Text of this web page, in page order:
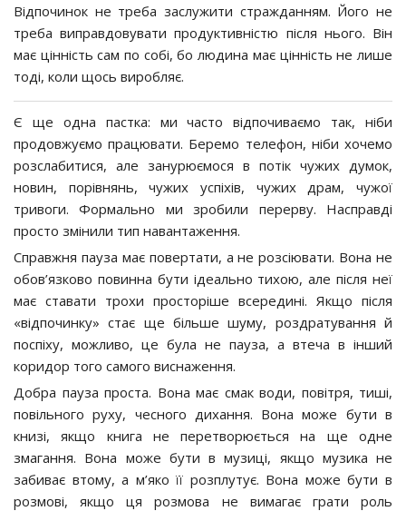
Відпочинок не треба заслужити стражданням. Його не
треба виправдовувати продуктивністю після нього. Він
має цінність сам по собі, бо людина має цінність не лише
тоді, коли щось виробляє.
Є ще одна пастка: ми часто відпочиваємо так, ніби
продовжуємо працювати. Беремо телефон, ніби хочемо
розслабитися, але занурюємося в потік чужих думок,
новин, порівнянь, чужих успіхів, чужих драм, чужої
тривоги. Формально ми зробили перерву. Насправді
просто змінили тип навантаження.
Справжня пауза має повертати, а не розсіювати. Вона не
обов’язково повинна бути ідеально тихою, але після неї
має ставати трохи просторіше всередині. Якщо після
«відпочинку» стає ще більше шуму, роздратування й
поспіху, можливо, це була не пауза, а втеча в інший
коридор того самого виснаження.
Добра пауза проста. Вона має смак води, повітря, тиші,
повільного руху, чесного дихання. Вона може бути в
книзі, якщо книга не перетворюється на ще одне
змагання. Вона може бути в музиці, якщо музика не
забиває втому, а м’яко її розплутує. Вона може бути в
розмові, якщо ця розмова не вимагає грати роль